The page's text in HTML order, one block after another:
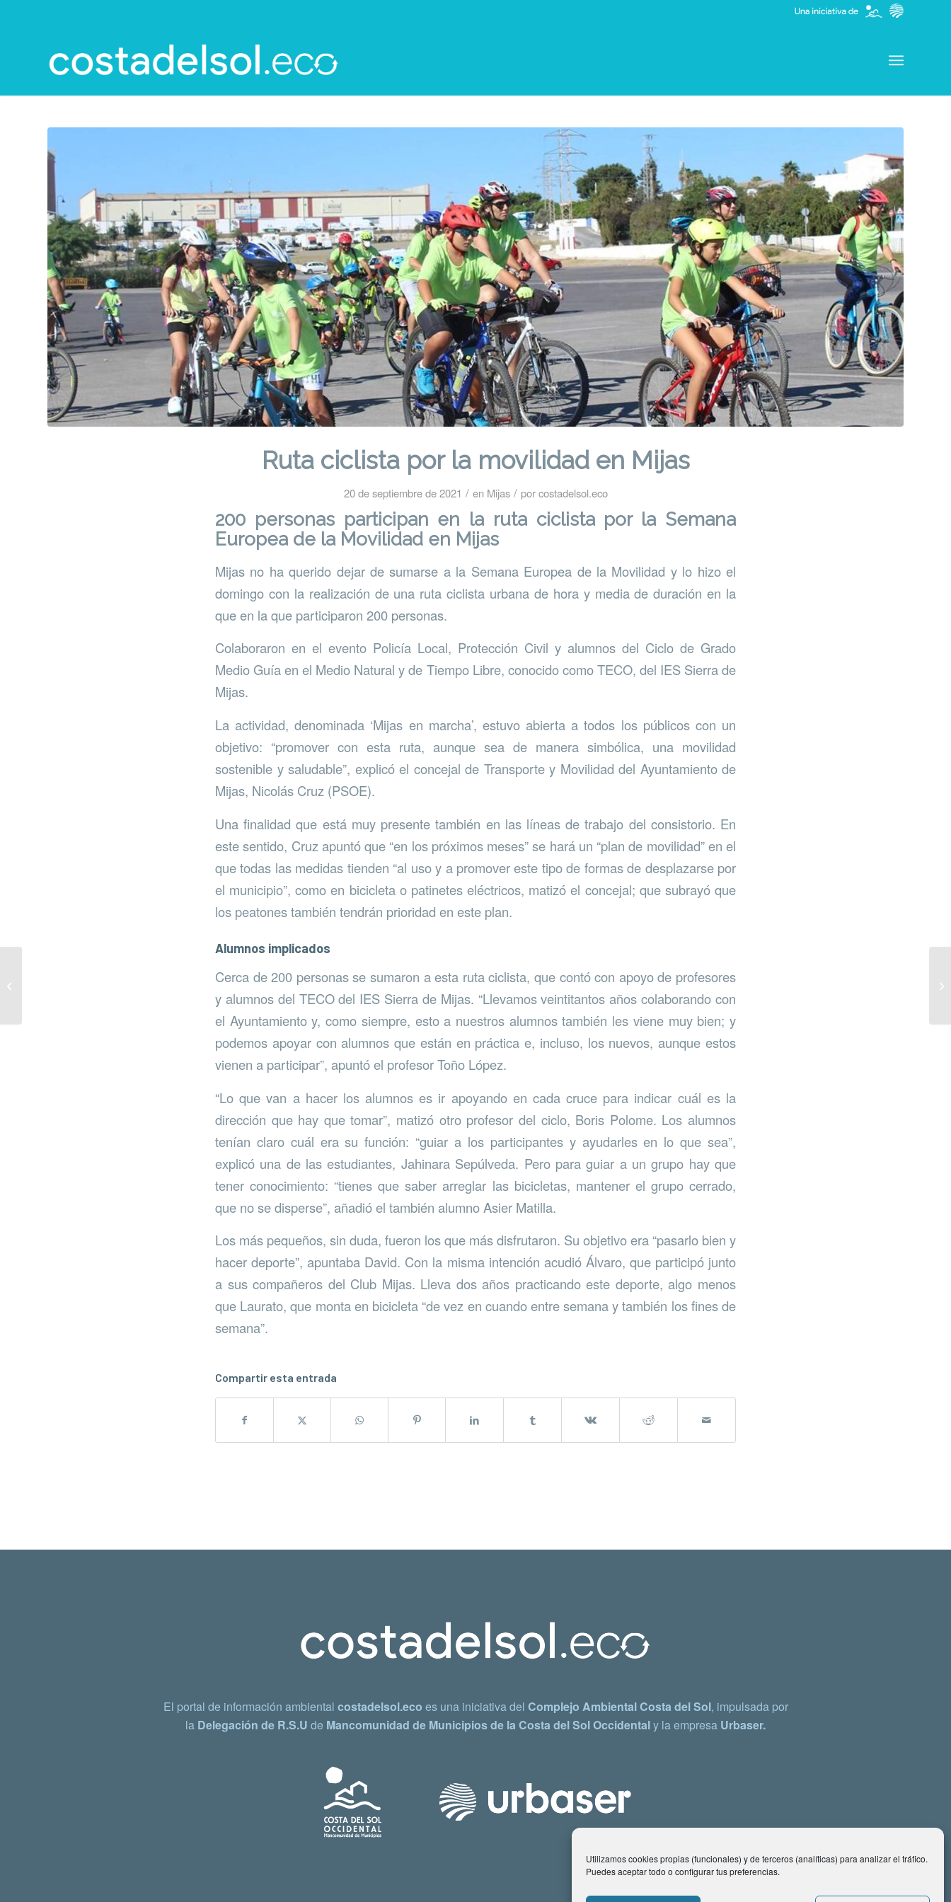
Utilizamos cookies propias (funcionales) y de terceros (analíticas) para analizar el tráfico.
Puedes aceptar todo o configurar tus preferencias.
Ruta ciclista por la movilidad en Mijas
20 de septiembre de 2021 / en Mijas / porcostadelsol.eco
200 personas participan en la ruta ciclista por la Semana
Europea de la Movilidad en Mijas
Mijas no ha querido dejar de sumarse a la Semana Europea de la Movilidad y lo hizo el
domingo con la realización de una ruta ciclista urbana de hora y media de duración en la
que en la que participaron 200 personas.
Colaboraron en el evento Policía Local, Protección Civil y alumnos del Ciclo de Grado
Medio Guía en el Medio Natural y de Tiempo Libre, conocido como TECO, del IES Sierra de
Mijas.
La actividad, denominada ‘Mijas en marcha’, estuvo abierta a todos los públicos con un
objetivo: “promover con esta ruta, aunque sea de manera simbólica, una movilidad
sostenible y saludable”, explicó el concejal de Transporte y Movilidad del Ayuntamiento de
Mijas, Nicolás Cruz (PSOE).
Una finalidad que está muy presente también en las líneas de trabajo del consistorio. En
este sentido, Cruz apuntó que “en los próximos meses” se hará un “plan de movilidad” en el
que todas las medidas tienden “al uso y a promover este tipo de formas de desplazarse por
el municipio”, como en bicicleta o patinetes eléctricos, matizó el concejal; que subrayó que
los peatones también tendrán prioridad en este plan.
Alumnos implicados
Cerca de 200 personas se sumaron a esta ruta ciclista, que contó con apoyo de profesores
y alumnos del TECO del IES Sierra de Mijas. “Llevamos veintitantos años colaborando con
el Ayuntamiento y, como siempre, esto a nuestros alumnos también les viene muy bien; y
podemos apoyar con alumnos que están en práctica e, incluso, los nuevos, aunque estos
vienen a participar”, apuntó el profesor Toño López.
“Lo que van a hacer los alumnos es ir apoyando en cada cruce para indicar cuál es la
dirección que hay que tomar”, matizó otro profesor del ciclo, Boris Polome. Los alumnos
tenían claro cuál era su función: “guiar a los participantes y ayudarles en lo que sea”,
explicó una de las estudiantes, Jahinara Sepúlveda. Pero para guiar a un grupo hay que
tener conocimiento: “tienes que saber arreglar las bicicletas, mantener el grupo cerrado,
que no se disperse”, añadió el también alumno Asier Matilla.
Los más pequeños, sin duda, fueron los que más disfrutaron. Su objetivo era “pasarlo bien y
hacer deporte”, apuntaba David. Con la misma intención acudió Álvaro, que participó junto
a sus compañeros del Club Mijas. Lleva dos años practicando este deporte, algo menos
que Laurato, que monta en bicicleta “de vez en cuando entre semana y también los fines de
semana”.
Compartir esta entrada
El portal de información ambiental costadelsol.eco es una iniciativa del Complejo Ambiental Costa del Sol, impulsada por
la Delegación de R.S.U de Mancomunidad de Municipios de la Costa del Sol Occidentaly la empresa Urbaser.